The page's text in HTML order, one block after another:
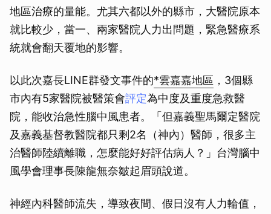
地區治療的量能。尤其六都以外的縣市，大醫院原本
就比較少，當一、兩家醫院人力出問題，緊急醫療系
統就會翻天覆地的影響。
以此次嘉長LINE群發文事件的*雲嘉嘉地區 ，3個縣
市內有5家醫院被醫策會評定為中度及重度急救醫
院，能收治急性腦中風患者。「但嘉義聖馬爾定醫院
及嘉義基督教醫院都只剩2名（神內）醫師，很多主
治醫師陸續離職，怎麼能好好評估病人？」台灣腦中
風學會理事長陳龍無奈皺起眉頭說道。
神經內科醫師流失，導致夜間、假日沒有人力輪值，